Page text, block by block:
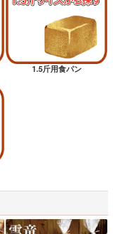
1.5斤用食パン